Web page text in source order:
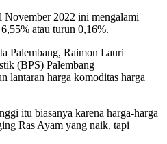
2022 ini mengalami
atau turun 0,16%.
Palembang, Raimon Lauri
(BPS) Palembang
lantaran harga komoditas harga
itu biasanya karena harga-harga
Ras Ayam yang naik, tapi